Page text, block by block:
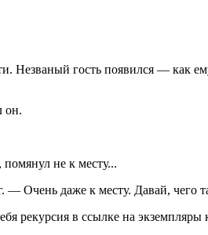
Незваный гость появился — как
он.
не к месту...
Очень даже к месту. Давай,
в ссылке на экземпляры